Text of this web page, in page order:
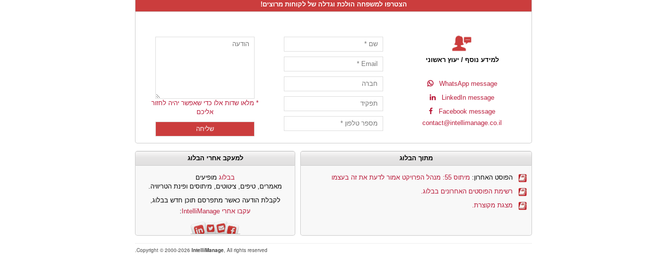
הצטרפו למשפחה הולכת וגדלה של לקוחות מרוצים!
למידע נוסף / יעוץ ראשוני
WhatsApp message
LinkedIn message
Facebook message
contact@intellimanage.co.il
* מלאו שדות אלו כדי שאפשר יהיה לחזור
אליכם
מתוך הבלוג
הפוסט האחרון: מיתוס 55: מנהל הפרויקט אמור לדעת את זה בעצמו
רשימת הפוסטים האחרונים בבלוג.
מצגת מקוצרת.
למעקב אחרי הבלוג
בבלוגמופיעים
מאמרים, טיפים, ציטוטים, מיתוסים ופינת הטריוויה.
לקבלת הודעה כאשר מתפרסם תוכן חדש בבלוג,
עקבו אחרי IntelliManage
:
Copyright © 2000-2026 IntelliManage, All rights reserved.